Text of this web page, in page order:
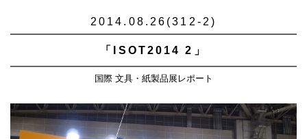
2014.08.26(312-2)
「ISOT2014 2」
国際 文具・紙製品展レポート